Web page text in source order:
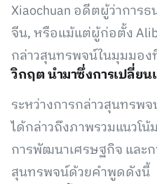
Xiaochuan อดีตผู้ว่าการ
จีน, หรือแม้แต่ผู้ก่อตั้ง
กล่าวสุนทรพจน์ในมุมมอ
วิกฤต นำมาซึ่งการเปลี่ยน
ระหว่างการกล่าวสุนทรพจ
ได้กล่าวถึงภาพรวมแนวโ
การพัฒนาเศรษฐกิจ และก
สุนทรพจน์ด้วยคำพูดดังนี้